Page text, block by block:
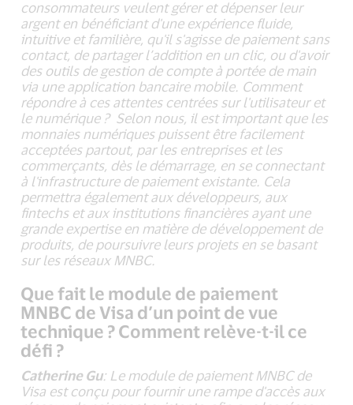
consommateurs veulent gérer et dépenser leur
argent en bénéficiant d'une expérience fluide,
intuitive et familière, qu'il s'agisse de paiement sans
contact, de partager l’addition en un clic, ou d'avoir
des outils de gestion de compte à portée de main
via une application bancaire mobile. Comment
répondre à ces attentes centrées sur l'utilisateur et
le numérique ? Selon nous, il est important que les
monnaies numériques puissent être facilement
acceptées partout, par les entreprises et les
commerçants, dès le démarrage, en se connectant
à l'infrastructure de paiement existante. Cela
permettra également aux développeurs, aux
fintechs et aux institutions financières ayant une
grande expertise en matière de développement de
produits, de poursuivre leurs projets en se basant
sur les réseaux MNBC.
Que fait le module de paiement
MNBC de Visa d’un point de vue
technique ? Comment relève-t-il ce
défi ?
Catherine Gu: Le module de paiement MNBC de
Visa est conçu pour fournir une rampe d'accès aux